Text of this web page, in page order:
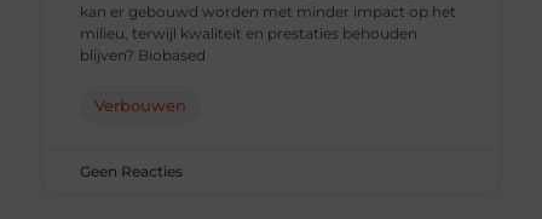
kan er gebouwd worden met minder impact op het
milieu, terwijl kwaliteit en prestaties behouden
blijven? Biobased
Verbouwen
Geen Reacties